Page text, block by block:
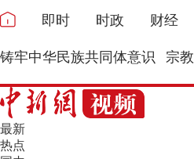
即时 时政 财经
铸牢中华民族共同体意识 宗教
最新
热点